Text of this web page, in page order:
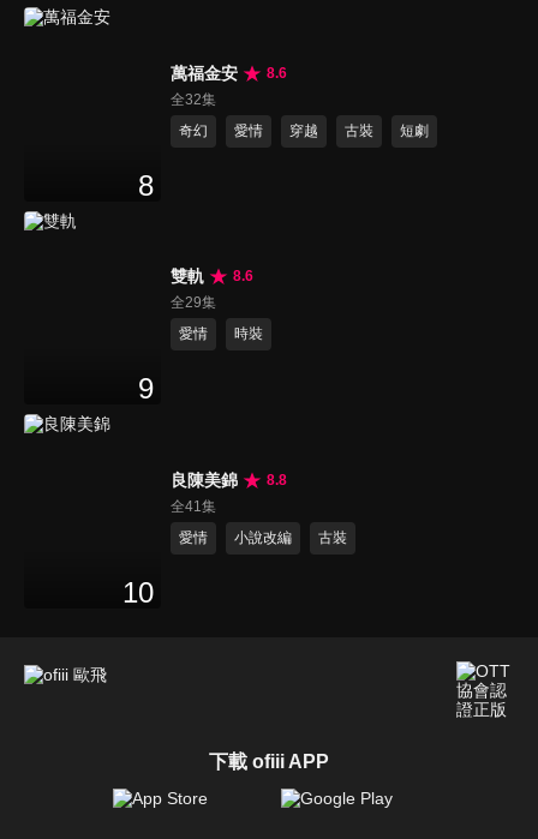
8
萬福金安
8.6
全32集
奇幻
愛情 穿越 古裝 短劇
9
雙軌
8.6
全29集
愛情
時裝
10
良陳美錦
8.8
全41集
愛情
小說改編 古裝
下載 ofiii APP